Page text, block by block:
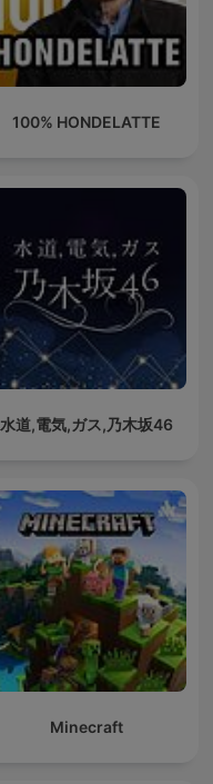
100% HONDELATTE
水道,電気,ガス,乃木坂46
Minecraft